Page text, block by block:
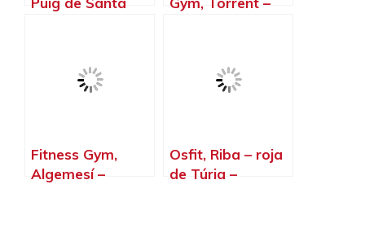
Fitness Gym,
Algemesí –
Osfit, Riba – roja
de Túria –